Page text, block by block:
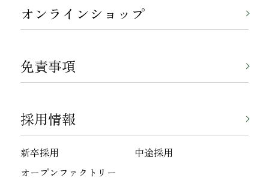
オンラインショップ
免責事項
採用情報
新卒採用
中途採用
オープンファクトリー